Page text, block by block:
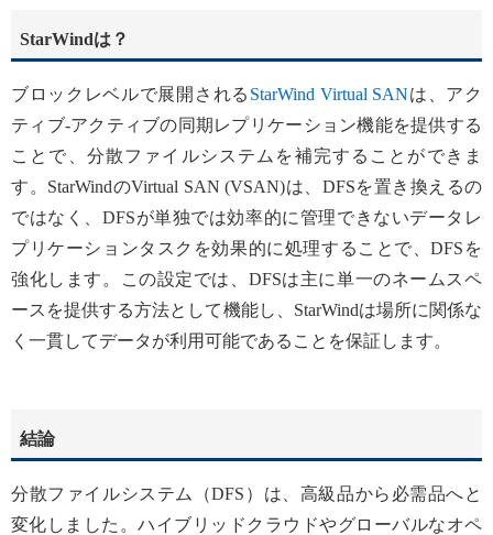
StarWindは？
ブロックレベルで展開される StarWind Virtual SANは、アク
ティブ-アクティブの同期レプリケーション機能を提供する
ことで、分散ファイルシステムを補完することができま
す。StarWindのVirtual SAN (VSAN)は、DFSを置き換えるの
ではなく、DFSが単独では効率的に管理できないデータレ
プリケーションタスクを効果的に処理することで、DFSを
強化します。この設定では、DFSは主に単一のネームスペ
ースを提供する方法として機能し、StarWindは場所に関係な
く一貫してデータが利用可能であることを保証します。
結論
分散ファイルシステム（DFS）は、高級品から必需品へと
変化しました。ハイブリッドクラウドやグローバルなオペ